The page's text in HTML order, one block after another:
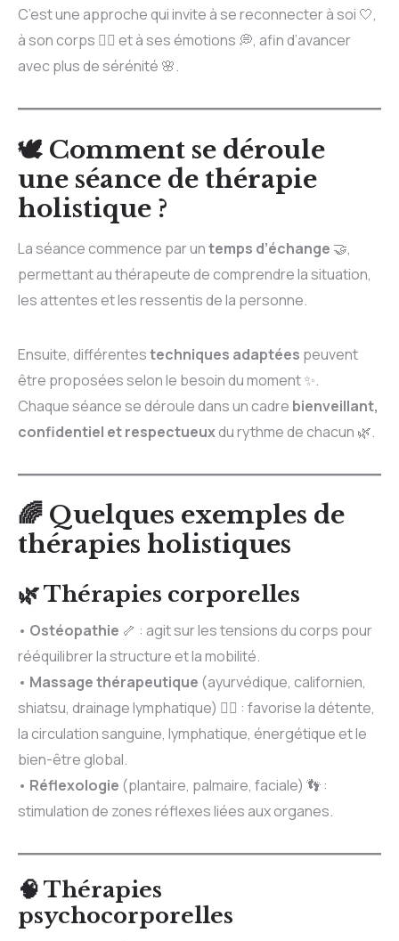
C’est une approche qui invite à se reconnecter à soi 🤍,
à son corps 🧘‍♀️ et à ses émotions 💭, afin d’avancer
avec plus de sérénité 🌸.
🕊️ Comment se déroule
une séance de thérapie
holistique ?
La séance commence par untemps d’échange 🤝,
permettant au thérapeute de comprendre la situation,
les attentes et les ressentis de la personne.
Ensuite, différentestechniques adaptées peuvent
être proposées selon le besoin du moment ✨.
Chaque séance se déroule dans un cadre bienveillant,
confidentiel et respectueuxdu rythme de chacun 🌿.
🌈 Quelques exemples de
thérapies holistiques
🌿 Thérapies corporelles
• Ostéopathie 🦴 : agit sur les tensions du corps pour
rééquilibrer la structure et la mobilité.
• Massage thérapeutique (ayurvédique, californien,
shiatsu, drainage lymphatique) 💆‍♀️ : favorise la détente,
la circulation sanguine, lymphatique, énergétique et le
bien-être global.
• Réflexologie (plantaire, palmaire, faciale) 👣 :
stimulation de zones réflexes liées aux organes.
🧠 Thérapies
psychocorporelles